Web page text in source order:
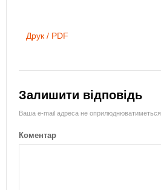
Друк / PDF
Залишити відповідь
Ваша e-mail адреса не оприлюднюватиметься.
Коментар